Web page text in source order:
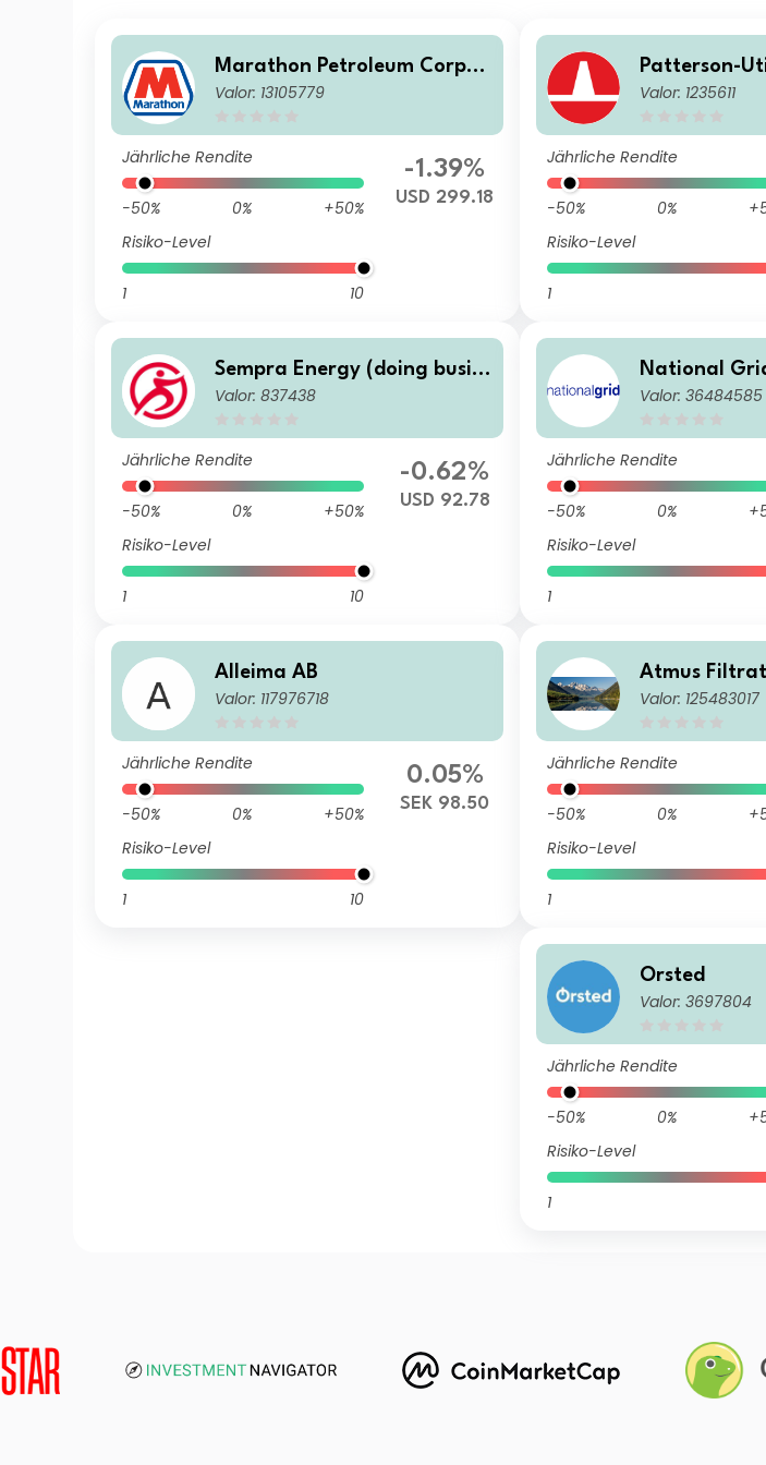
Marathon Petroleum Corpor
ation
Valor: 13105779
Jährliche Rendite
-50% 0%
+50%
Risiko-Level
1 10
-1.39%
USD 299.18
Patterson-
Valor: 1235611
Jährliche Rendite
-50% 0%
Risiko-Level
1
Sempra Energy (doing busin
ess as Sempra)
Valor: 837438
Jährliche Rendite
-50% 0%
+50%
Risiko-Level
1 10
-0.62%
USD 92.78
National
Valor: 36484585
Jährliche Rendite
-50% 0%
Risiko-Level
1
Alleima AB
Valor: 117976718
Jährliche Rendite
-50% 0%
+50%
Risiko-Level
1 10
0.05%
SEK 98.50
Atmus
s Inc
Valor: 125483017
Jährliche Rendite
-50% 0%
Risiko-Level
1
Orsted
Valor: 3697804
Jährliche Rendite
-50% 0%
Risiko-Level
1